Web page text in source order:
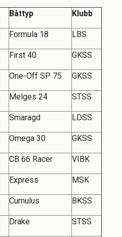
Båttyp Klubb
Formula 18 LBS
First 40 GKSS
One-Off SP 75 GKSS
Melges 24 STSS
Smaragd LDSS
Omega 30 GKSS
CB 66 Racer VIBK
Express MSK
Cumulus BKSS
Drake STSS